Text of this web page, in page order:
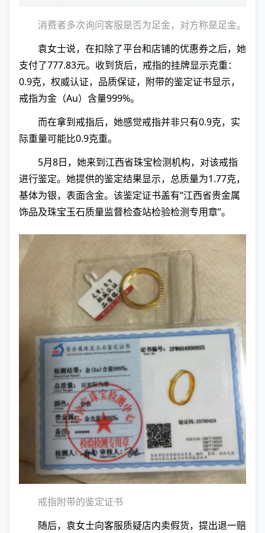
消费者多次询问客服是否为足金，对方称是足金。
袁女士说，在扣除了平台和店铺的优惠券之后，她
支付了777.83元。收到货后，戒指的挂牌显示克重：
0.9克，权威认证，品质保证，附带的鉴定证书显示，
戒指为金（Au）含量999%。
而在拿到戒指后，她感觉戒指并非只有0.9克，实
际重量可能比0.9克重。
5月8日，她来到江西省珠宝检测机构，对该戒指
进行鉴定。她提供的鉴定结果显示，总质量为1.77克，
基体为银，表面含金。该鉴定证书盖有“江西省贵金属
饰品及珠宝玉石质量监督检查站检验检测专用章”。
戒指附带的鉴定证书
随后，袁女士向客服质疑店内卖假货，提出退一赔